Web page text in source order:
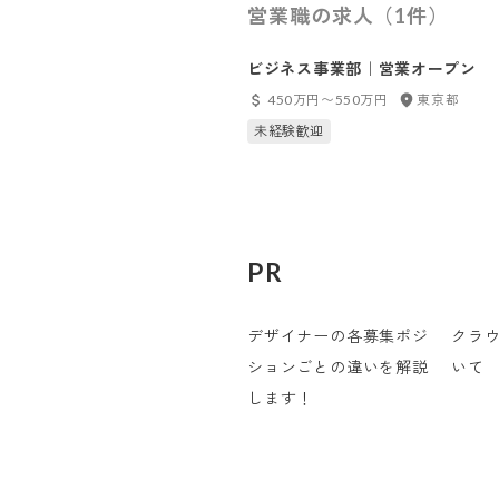
営業職の求人（1件）
ビジネス事業部｜営業オープン
450万円〜550万円
東京都
未経験歓迎
PR
デザイナーの各募集ポジ
ションごとの違いを解説
します！
クラ
いて